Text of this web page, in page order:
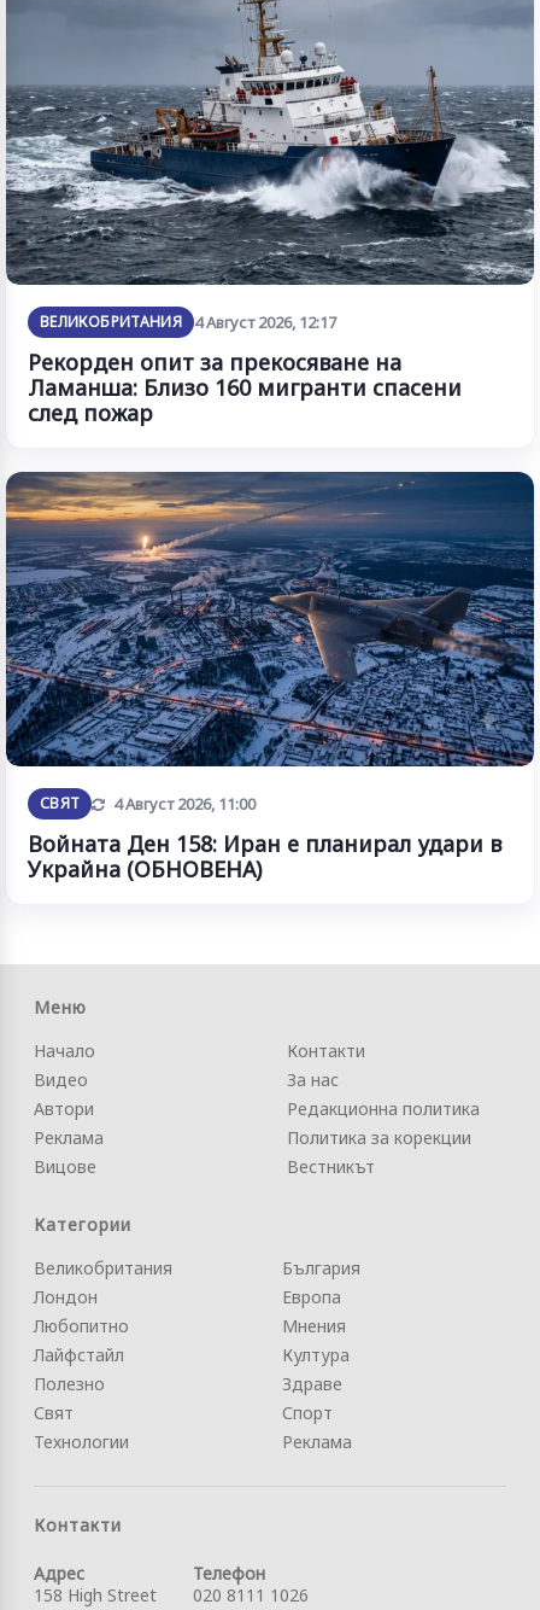
ВЕЛИКОБРИТАНИЯ 4 Август 2026, 12:17
Рекорден опит за прекосяване на
Ламанша: Близо 160 мигранти спасени
след пожар
СВЯТ Обновена
4 Август 2026, 11:00
Войната Ден 158: Иран е планирал удари в
Украйна (ОБНОВЕНА)
Меню
Начало
Видео
Автори
Реклама
Вицове
Контакти
За нас
Редакционна политика
Политика за корекции
Вестникът
Категории
Великобритания
Лондон
Любопитно
Лайфстайл
Полезно
Свят
Технологии
България
Европа
Мнения
Култура
Здраве
Спорт
Реклама
Контакти
Адрес
158 High Street
Телефон
020 8111 1026